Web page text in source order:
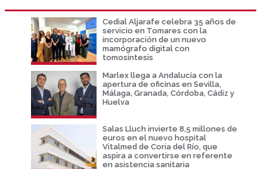
Cedial Aljarafe celebra 35 años de
servicio en Tomares con la
incorporación de un nuevo
mamógrafo digital con
tomosíntesis
Marlex llega a Andalucía con la
apertura de oficinas en Sevilla,
Málaga, Granada, Córdoba, Cádiz y
Huelva
Salas Lluch invierte 8,5 millones de
euros en el nuevo hospital
Vitalmed de Coria del Río, que
aspira a convertirse en referente
en asistencia sanitaria